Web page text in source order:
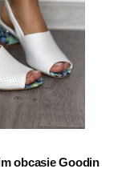
obcasie Goodin